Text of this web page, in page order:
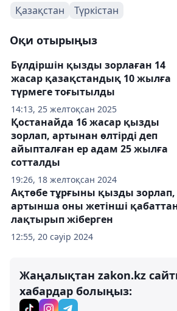
Қазақстан Түркістан
Оқи отырыңыз
14:13, 25 желтоқсан 2025
Бүлдіршін қызды зорлаған 14
жасар қазақстандық 10 жылға
түрмеге тоғытылды
19:26, 18 желтоқсан 2024
Қостанайда 16 жасар қызды
зорлап, артынан өлтірді деп
айыпталған ер адам 25 жылға
сотталды
12:55, 20 сәуір 2024
Ақтөбе тұрғыны қызды зорлап,
артынша оны жетінші
лақтырып жіберген
Жаңалықтан zakon.kz
хабардар болыңыз: